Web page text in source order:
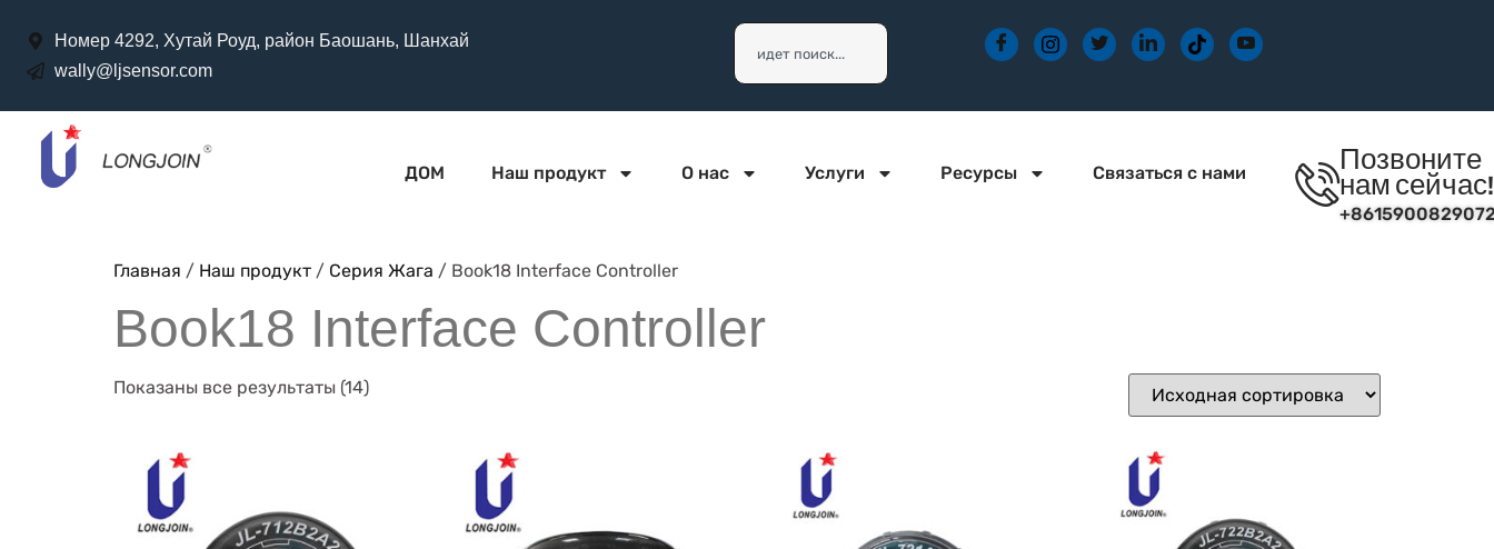
Номер 4292, Хутай Роуд, район Баошань, Шанхай
wally@ljsensor.com
ДОМ Наш продукт О нас Услуги Ресурсы Связаться с нами Позвоните
нам сейчас!
Главная / Наш продукт / Серия Жага / Book18 Interface Controller
Book18 Interface Controller
Показаны все результаты (14)